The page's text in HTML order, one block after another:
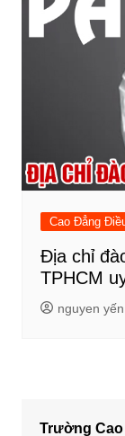
Cao Đẳng
Địa chỉ
TPHCM
nguyen yến
Trường